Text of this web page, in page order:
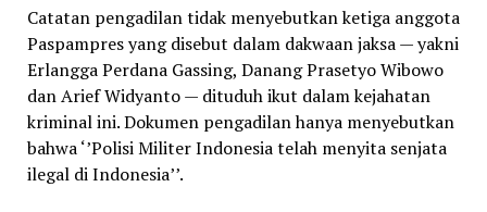
Catatan pengadilan tidak menyebutkan ketiga anggota
Paspampres yang disebut dalam dakwaan jaksa — yakni
Erlangga Perdana Gassing, Danang Prasetyo Wibowo
dan Arief Widyanto — dituduh ikut dalam kejahatan
kriminal ini. Dokumen pengadilan hanya menyebutkan
bahwa ‘’Polisi Militer Indonesia telah menyita senjata
ilegal di Indonesia’’.